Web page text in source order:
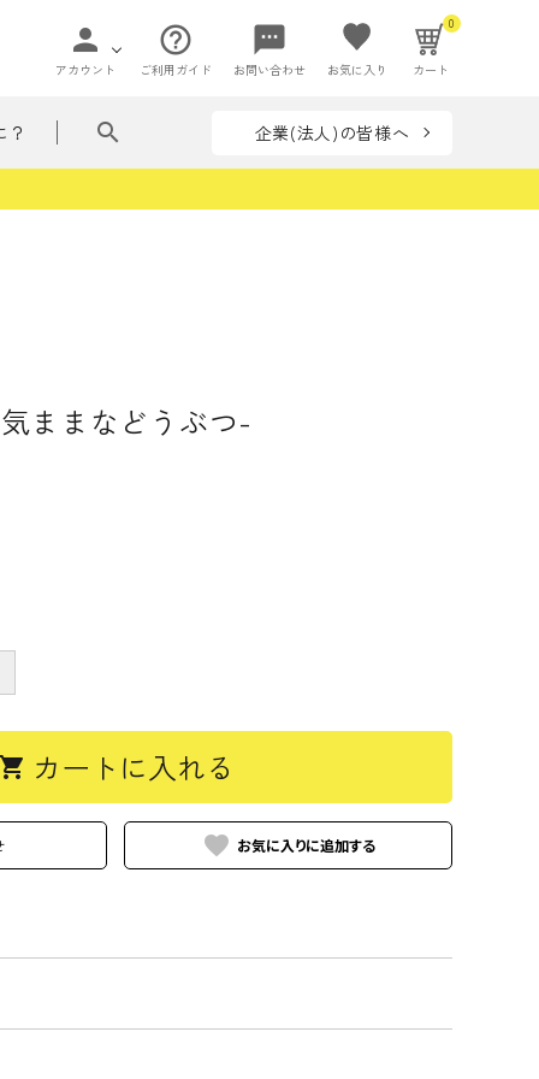
person
アカウント
help_outline
ご利用ガイド
sms
お問い合わせ お気に入り
0
カート
？ search 企業(法人)の皆様へ
ままなどうぶつ-
shopping_cart カートに入れる
favorite